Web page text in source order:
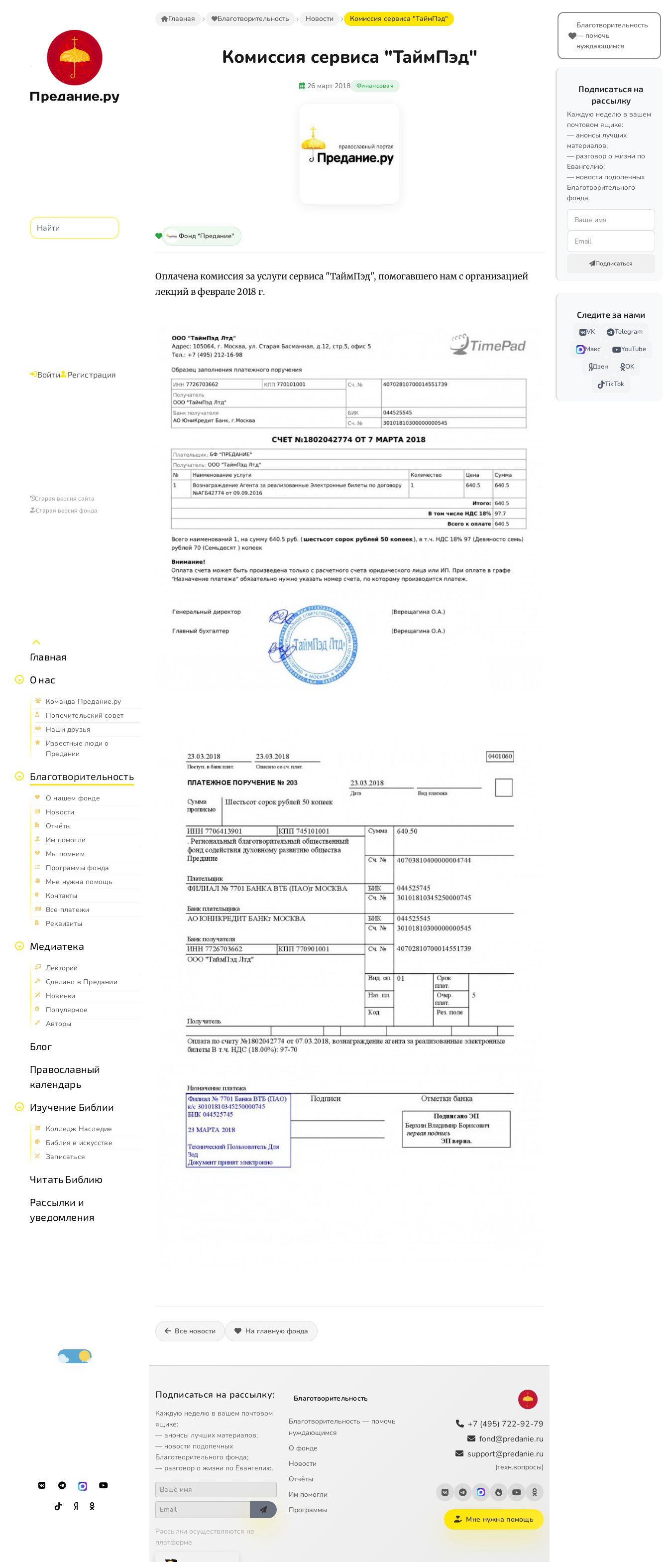
Предание.ру
Войти Регистрация
Старая версия сайта
Старая версия фонда
Главная
О нас
Команда Предание.ру
Попечительский совет
Наши друзья
Известные люди о
Предании
Благотворительность
О нашем фонде
Новости
Отчёты
Им помогли
Мы помним
Программы фонда
Мне нужна помощь
Контакты
Все платежи
Реквизиты
Медиатека
Лекторий
Сделано в Предании
Новинки
Популярное
Авторы
Блог
Православный
календарь
Изучение Библии
Колледж Наследие
Библия в искусстве
Записаться
Читать Библию
Рассылки и
уведомления
Главная Благотворительность Новости Комиссия сервиса "ТаймПэд"
Комиссия сервиса "ТаймПэд"
26 март 2018 Финансовая
Фонд "Предание"
Оплачена комиссия за услуги сервиса "ТаймПэд", помогавшего нам с организацией
лекций в феврале 2018 г.
Все новости На главную фонда
Подписаться на рассылку:
Каждую неделю в вашем почтовом
ящике:
— анонсы лучших материалов;
— новости подопечных
Благотворительного фонда;
— разговор о жизни по Евангелию.
Рассылки осуществляются на
платформе
Благотворительность
Благотворительность — помочь
нуждающимся
О фонде
Новости
Отчёты
Им помогли
Программы
+7 (495) 722-92-79
fond@predanie.ru
support@predanie.ru
(техн.вопросы)
Мне нужна помощь
Благотворительность
— помочь
нуждающимся
Подписаться на
рассылку
Каждую неделю в вашем
почтовом ящике:
— анонсы лучших
материалов;
— разговор о жизни по
Евангелию;
— новости подопечных
Благотворительного
фонда.
Подписаться
Следите за нами
VK
Telegram
Макс
YouTube
Дзен
OK
TikTok